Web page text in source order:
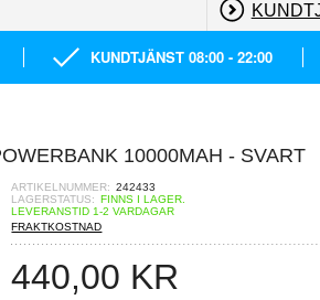
KUNDTJÄNST 08:00 - 22:00
10000MAH - SVART
ARTIKELNUMMER: 242433
LAGERSTATUS: FINNS I LAGER.
LEVERANSTID 1-2 VARDAGAR
FRAKTKOSTNAD
440,00 KR